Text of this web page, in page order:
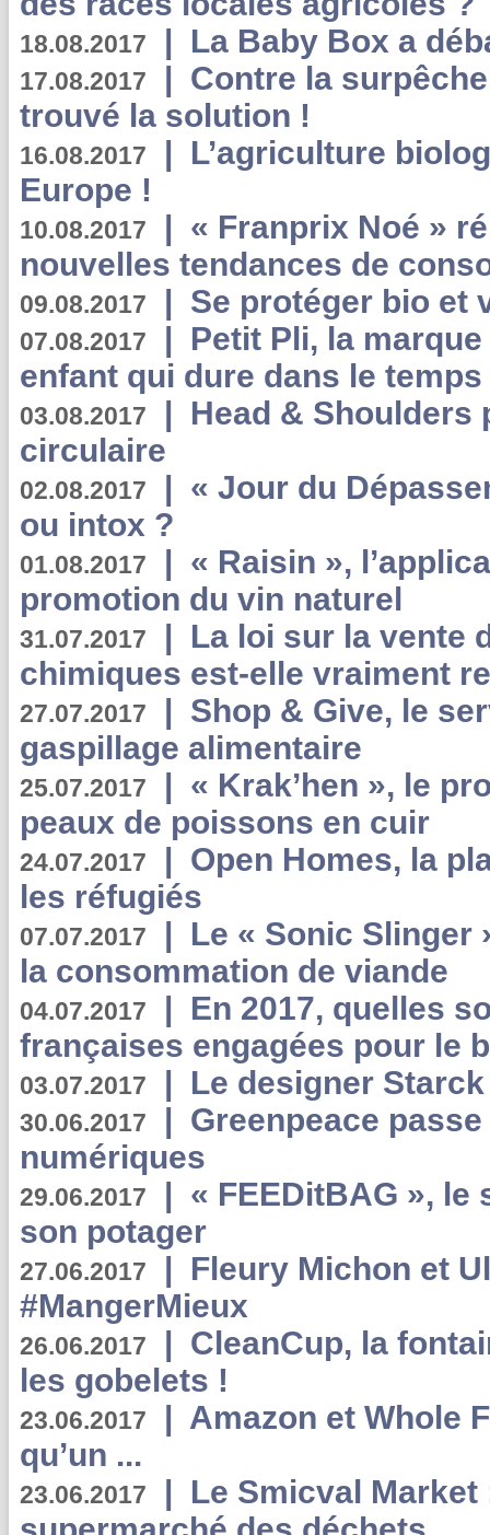
18.08.2017 | La Baby Box a
17.08.2017 | Contre la
trouvé la solution !
16.08.2017 | L’agriculture
Europe !
10.08.2017 | « Franprix Noé »
nouvelles tendances de
09.08.2017 | Se protéger bio et
07.08.2017 | Petit Pli, la
enfant qui dure dans le temps
03.08.2017 | Head & Shoulders
circulaire
02.08.2017 | « Jour du
ou intox ?
01.08.2017 | « Raisin »,
promotion du vin naturel
31.07.2017 | La loi sur la vente
chimiques est-elle vraiment
27.07.2017 | Shop & Give, le
gaspillage alimentaire
25.07.2017 | « Krak’hen », le
peaux de poissons en cuir
24.07.2017 | Open Homes, la
les réfugiés
07.07.2017 | Le « Sonic Slinger
la consommation de viande
04.07.2017 | En 2017, quelles
françaises engagées pour le
03.07.2017 | Le designer
30.06.2017 | Greenpeace
numériques
29.06.2017 | « FEEDitBAG », le
son potager
27.06.2017 | Fleury Michon et
#MangerMieux
26.06.2017 | CleanCup, la
les gobelets !
23.06.2017 | Amazon et Whole
qu’un ...
23.06.2017 | Le Smicval